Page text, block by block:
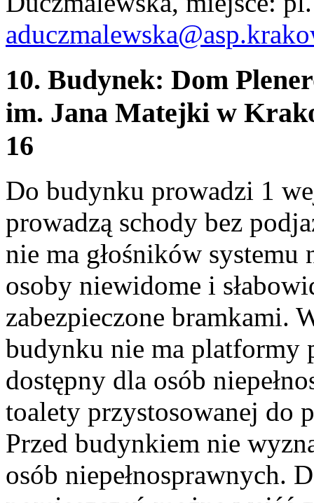
10. Budynek: Dom
im. Jana Matejki w
16
Do budynku prowadzi 1
prowadzą schody bez
nie ma głośników
osoby niewidome i
zabezpieczone bramkami.
budynku nie ma platformy
dostępny dla osób
toalety przystosowanej do
Przed budynkiem nie
osób niepełnosprawnych.